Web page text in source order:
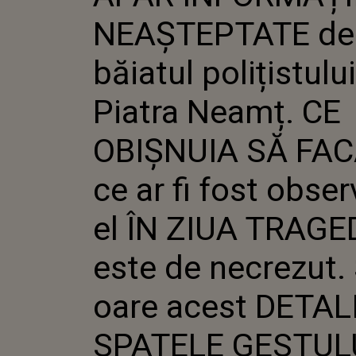
DIN
OBIȘNUIA
AR FI FOST
EL ÎN
ESTE DE
OARE
SPATELE
NEAȘTEPTATE
băiatul
Piatra Neamț. CE
OBIȘNUIA SĂ
ce ar fi fost
el ÎN ZIUA
este de necrezut.
oare acest
SPATELE